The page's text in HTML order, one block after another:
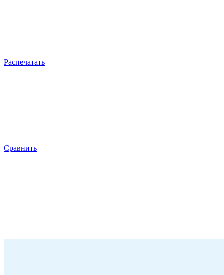
Распечатать
Сравнить